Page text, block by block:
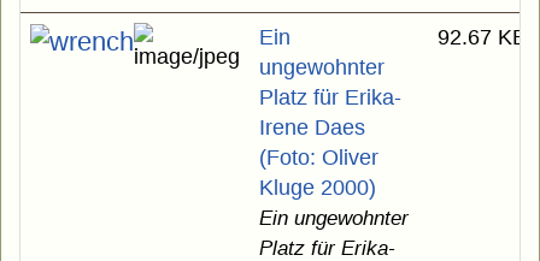
Ein
ungewohnter
Platz für Erika-
Irene Daes
(Foto: Oliver
Kluge 2000)
Ein ungewohnter
Platz für Erika-
92.67 KB